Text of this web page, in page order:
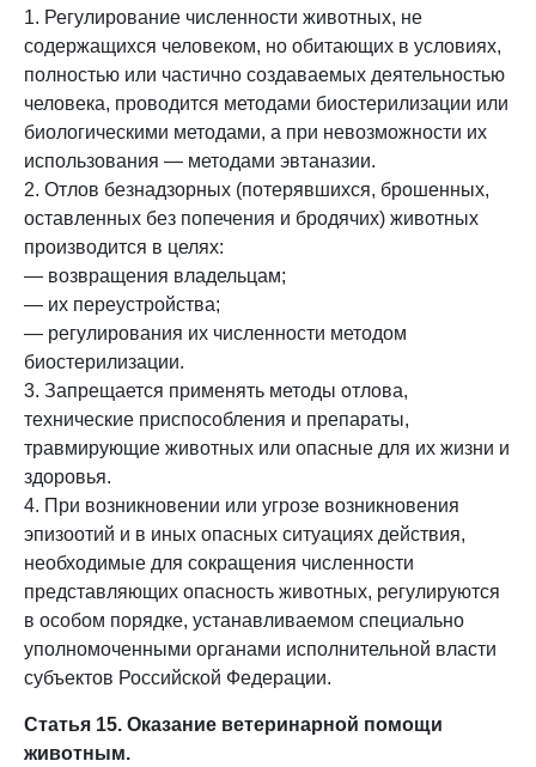
1. Регулирование численности животных, не
содержащихся человеком, но обитающих в условиях,
полностью или частично создаваемых деятельностью
человека, проводится методами биостерилизации или
биологическими методами, а при невозможности их
использования — методами эвтаназии.
2. Отлов безнадзорных (потерявшихся, брошенных,
оставленных без попечения и бродячих) животных
производится в целях:
— возвращения владельцам;
— их переустройства;
— регулирования их численности методом
биостерилизации.
3. Запрещается применять методы отлова,
технические приспособления и препараты,
травмирующие животных или опасные для их жизни и
здоровья.
4. При возникновении или угрозе возникновения
эпизоотий и в иных опасных ситуациях действия,
необходимые для сокращения численности
представляющих опасность животных, регулируются
в особом порядке, устанавливаемом специально
уполномоченными органами исполнительной власти
субъектов Российской Федерации.
Статья 15. Оказание ветеринарной помощи
животным.